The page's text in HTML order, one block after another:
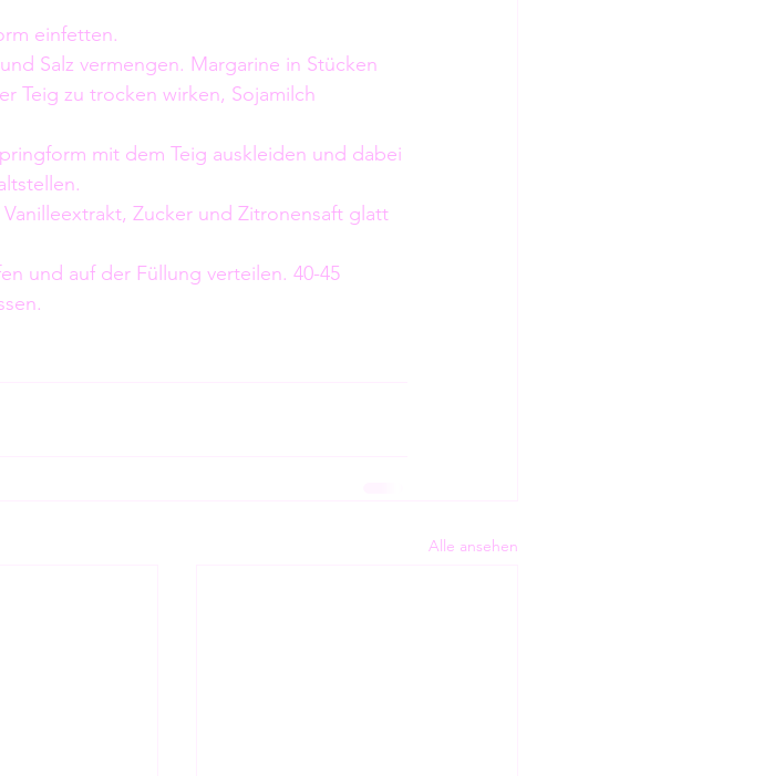
einfetten.
Salz vermengen. Margarine in Stücken
Teig zu trocken wirken, Sojamilch
mit dem Teig auskleiden und dabei
Zucker und Zitronensaft glatt
und auf der Füllung verteilen. 40-45
Alle ansehen